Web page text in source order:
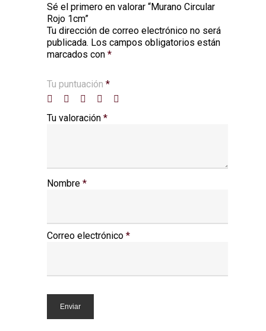
Sé el primero en valorar “Murano Circular
Rojo 1cm”
Tu dirección de correo electrónico no será
publicada. Los campos obligatorios están
marcados con *
Tu puntuación *
Tu valoración *
Nombre *
Correo electrónico *
Alternative: